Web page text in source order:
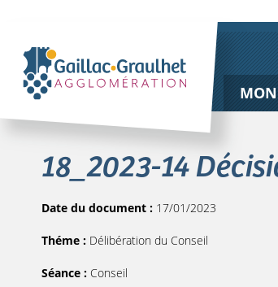
18_2023-14
Date du document : 17/01/2023
Théme : Délibération du Conseil
Séance : Conseil